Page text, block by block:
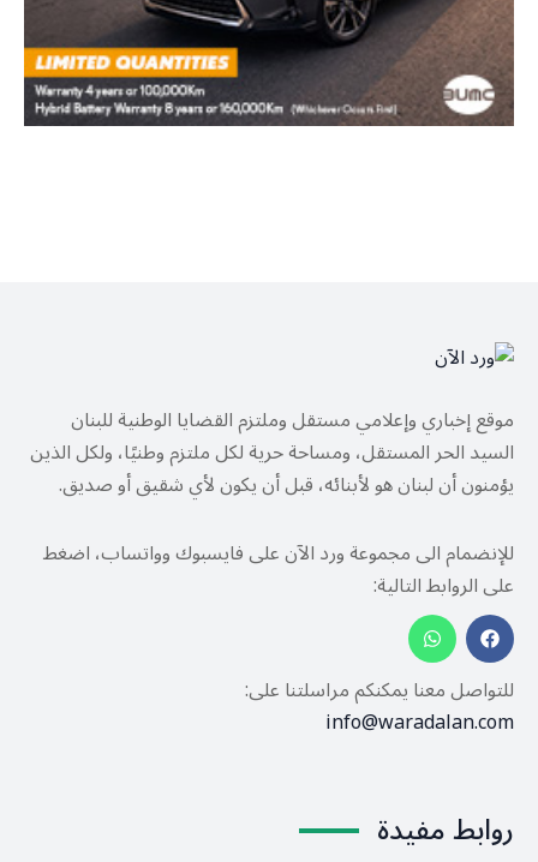
موقع إخباري وإعلامي مستقل وملتزم القضايا الوطنية للبنان
السيد الحر المستقل، ومساحة حرية لكل ملتزم وطنيًا، ولكل الذين
يؤمنون أن لبنان هو لأبنائه، قبل أن يكون لأي شقيق أو صديق.
للإنضمام الى مجموعة ورد الآن على فايسبوك وواتساب، اضغط
على الروابط التالية:
للتواصل معنا يمكنكم مراسلتنا على:
info@waradalan.com
روابط مفيدة